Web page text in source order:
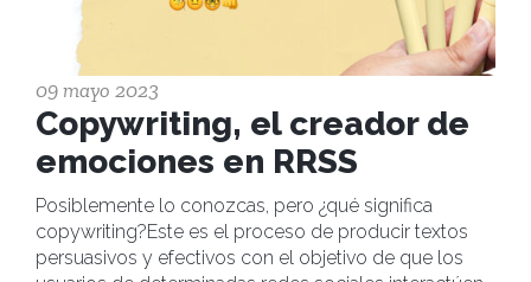
09 mayo 2023
Copywriting, el creador de
emociones en RRSS
Posiblemente lo conozcas, pero ¿qué significa
copywriting?Este es el proceso de producir textos
persuasivos y efectivos con el objetivo de que los